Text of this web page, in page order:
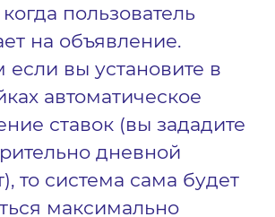
пользователь
на объявление.
вы установите в
автоматическое
ставок (вы зададите
дневной
то система сама будет
максимально